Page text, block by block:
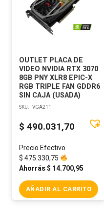
OUTLET PLACA DE
VIDEO NVIDIA RTX 3070
8GB PNY XLR8 EPIC-X
RGB TRIPLE FAN GDDR6
SIN CAJA (USADA)
SKU: VGA211
$ 490.031,70
Precio Efectivo
$475.330,75
Ahorrás$ 14.700,95
AÑADIR AL CARRITO